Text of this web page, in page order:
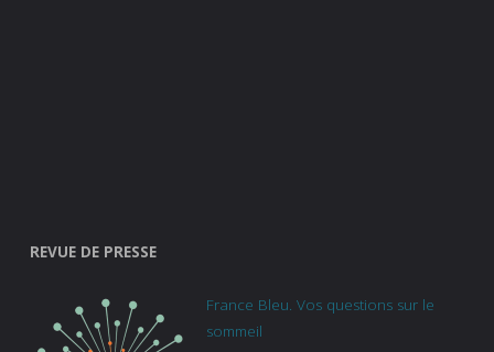
REVUE DE PRESSE
France Bleu. Vos questions sur le
sommeil